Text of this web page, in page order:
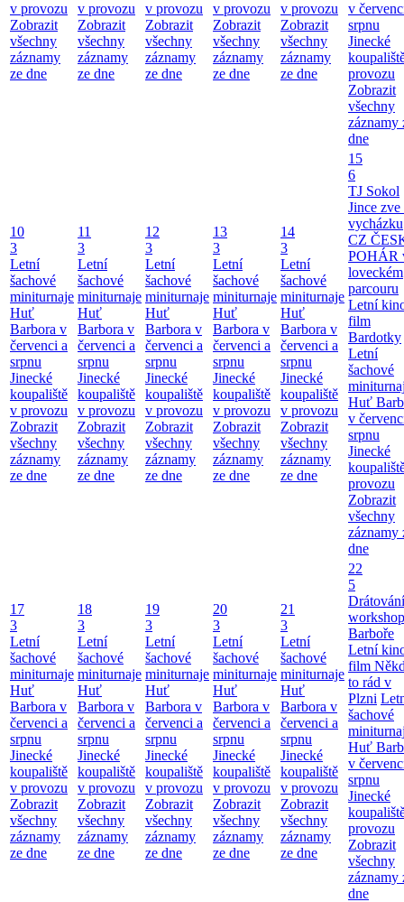
v provozu
Zobrazit
všechny
záznamy
ze dne
v provozu
Zobrazit
všechny
záznamy
ze dne
v provozu
Zobrazit
všechny
záznamy
ze dne
v provozu
Zobrazit
všechny
záznamy
ze dne
v provozu
Zobrazit
všechny
záznamy
ze dne
v
srpnu
Jinecké
provozu
Zobrazit
všechny
záznamy
dne
10
3
Letní
šachové
miniturnaje
Huť
Barbora v
červenci a
srpnu
Jinecké
koupaliště
v provozu
Zobrazit
všechny
záznamy
ze dne
11
3
Letní
šachové
miniturnaje
Huť
Barbora v
červenci a
srpnu
Jinecké
koupaliště
v provozu
Zobrazit
všechny
záznamy
ze dne
12
3
Letní
šachové
miniturnaje
Huť
Barbora v
červenci a
srpnu
Jinecké
koupaliště
v provozu
Zobrazit
všechny
záznamy
ze dne
13
3
Letní
šachové
miniturnaje
Huť
Barbora v
červenci a
srpnu
Jinecké
koupaliště
v provozu
Zobrazit
všechny
záznamy
ze dne
14
3
Letní
šachové
miniturnaje
Huť
Barbora v
červenci a
srpnu
Jinecké
koupaliště
v provozu
Zobrazit
všechny
záznamy
ze dne
15
6
TJ Sokol
Jince zve
vycházku
CZ
POHÁR
loveckém
parcouru
Letní
film
Bardotky
Letní
šachové
Huť
v
srpnu
Jinecké
provozu
Zobrazit
všechny
záznamy
dne
17
3
Letní
šachové
miniturnaje
Huť
Barbora v
červenci a
srpnu
Jinecké
koupaliště
v provozu
Zobrazit
všechny
záznamy
ze dne
18
3
Letní
šachové
miniturnaje
Huť
Barbora v
červenci a
srpnu
Jinecké
koupaliště
v provozu
Zobrazit
všechny
záznamy
ze dne
19
3
Letní
šachové
miniturnaje
Huť
Barbora v
červenci a
srpnu
Jinecké
koupaliště
v provozu
Zobrazit
všechny
záznamy
ze dne
20
3
Letní
šachové
miniturnaje
Huť
Barbora v
červenci a
srpnu
Jinecké
koupaliště
v provozu
Zobrazit
všechny
záznamy
ze dne
21
3
Letní
šachové
miniturnaje
Huť
Barbora v
červenci a
srpnu
Jinecké
koupaliště
v provozu
Zobrazit
všechny
záznamy
ze dne
22
5
Barboře
Letní
film
to rád v
Plzni
šachové
Huť
v
srpnu
Jinecké
provozu
Zobrazit
všechny
záznamy
dne